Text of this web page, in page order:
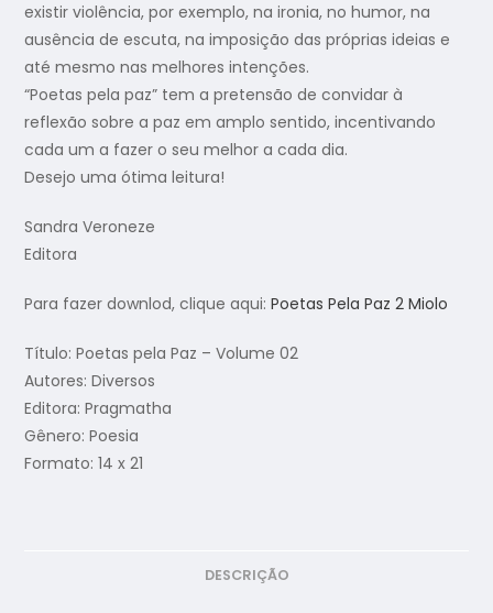
existir violência, por exemplo, na ironia, no humor, na
ausência de escuta, na imposição das próprias ideias e
até mesmo nas melhores intenções.
“Poetas pela paz” tem a pretensão de convidar à
reflexão sobre a paz em amplo sentido, incentivando
cada um a fazer o seu melhor a cada dia.
Desejo uma ótima leitura!
Sandra Veroneze
Editora
Para fazer downlod, clique aqui:Poetas Pela Paz 2 Miolo
Título: Poetas pela Paz – Volume 02
Autores: Diversos
Editora: Pragmatha
Gênero: Poesia
Formato: 14 x 21
DESCRIÇÃO